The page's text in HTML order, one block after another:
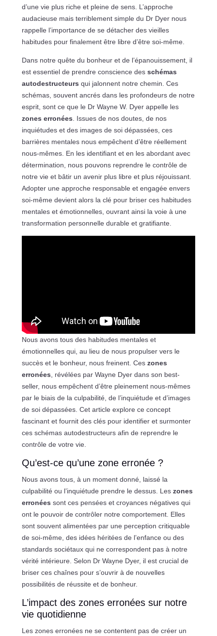
d’une vie plus riche et pleine de sens. L’approche
audacieuse mais terriblement simple du Dr Dyer nous
rappelle l’importance de se détacher des vieilles
habitudes pour finalement être libre d’être soi-même.
Dans notre quête du bonheur et de l’épanouissement, il
est essentiel de prendre conscience des schémas
autodestructeurs qui jalonnent notre chemin. Ces
schémas, souvent ancrés dans les profondeurs de notre
esprit, sont ce que le Dr Wayne W. Dyer appelle les
zones erronées . Issues de nos doutes, de nos
inquiétudes et des images de soi dépassées, ces
barrières mentales nous empêchent d’être réellement
nous-mêmes. En les identifiant et en les abordant avec
détermination, nous pouvons reprendre le contrôle de
notre vie et bâtir un avenir plus libre et plus réjouissant.
Adopter une approche responsable et engagée envers
soi-même devient alors la clé pour briser ces habitudes
mentales et émotionnelles, ouvrant ainsi la voie à une
transformation personnelle durable et gratifiante.
Nous avons tous des habitudes mentales et
émotionnelles qui, au lieu de nous propulser vers le
succès et le bonheur, nous freinent. Ces zones
erronées , révélées par Wayne Dyer dans son best-
seller, nous empêchent d’être pleinement nous-mêmes
par le biais de la culpabilité, de l’inquiétude et d’images
de soi dépassées. Cet article explore ce concept
fascinant et fournit des clés pour identifier et surmonter
ces schémas autodestructeurs afin de reprendre le
contrôle de votre vie.
Qu’est-ce qu’une zone erronée ?
Nous avons tous, à un moment donné, laissé la
culpabilité ou l’inquiétude prendre le dessus. Les zones
erronées sont ces pensées et croyances négatives qui
ont le pouvoir de contrôler notre comportement. Elles
sont souvent alimentées par une perception critiquable
de soi-même, des idées héritées de l’enfance ou des
standards sociétaux qui ne correspondent pas à notre
vérité intérieure. Selon Dr Wayne Dyer, il est crucial de
briser ces chaînes pour s’ouvrir à de nouvelles
possibilités de réussite et de bonheur.
L’impact des zones erronées sur notre
vie quotidienne
Les zones erronées ne se contentent pas de créer un